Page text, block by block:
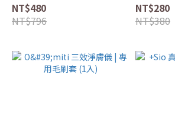
NT$480
NT$796
NT$280
NT$380